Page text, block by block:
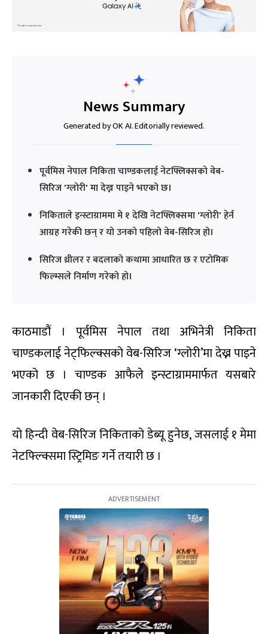
News Summary
Generated by OK AI. Editorially reviewed.
पूर्वमिस नेपाल निकिता चाण्डकलाई नेटफ्लिक्सको वेब-
सिरिज 'ग्लोरी' मा देख्न पाइने भएको छ।
निकिताले इन्स्टाग्राममा मे १ देखि नेटफ्लिक्समा 'ग्लोरी' हेर्न
आग्रह गरेकी छन् र यो उनको पहिलो वेब-सिरिज हो।
सिरिज थ्रीलर र बदलाको कथामा आधारित छ र एटोमिक
फिल्म्सले निर्माण गरेको हो।
काठमाडौं । पूर्वमिस नेपाल तथा अभिनेत्री निकिता
चाण्डकलाई नेट्फिल्क्सको वेब-सिरिज ‘ग्लोरी’मा देख्न पाइने
भएको छ । चाण्डक आफैले इन्स्टाग्राममार्फत यसबारे
जानकारी दिएकी छन् ।
यो हिन्दी वेब-सिरिज निकिताको डेब्यू हुनेछ, जसलाई १ मेमा
नेटफ्ल्क्सिमा स्ट्रिमिङ गर्ने तयारी छ ।